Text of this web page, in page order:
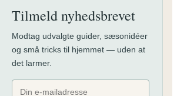
“give”
krydsord?
Tilmeld nyhedsbrevet
Modtag udvalgte guider, sæsonidéer
og små tricks til hjemmet — uden at
det larmer.